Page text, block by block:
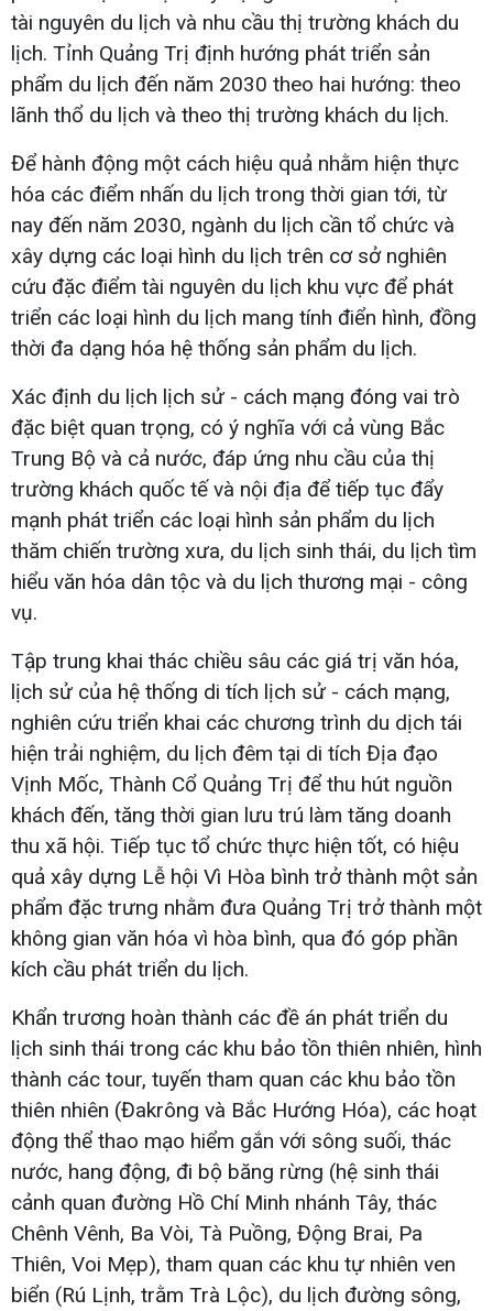
tài nguyên du lịch và nhu cầu thị trường khách du
lịch. Tỉnh Quảng Trị định hướng phát triển sản
phẩm du lịch đến năm 2030 theo hai hướng: theo
lãnh thổ du lịch và theo thị trường khách du lịch.
Để hành động một cách hiệu quả nhằm hiện thực
hóa các điểm nhấn du lịch trong thời gian tới, từ
nay đến năm 2030, ngành du lịch cần tổ chức và
xây dựng các loại hình du lịch trên cơ sở nghiên
cứu đặc điểm tài nguyên du lịch khu vực để phát
triển các loại hình du lịch mang tính điển hình, đồng
thời đa dạng hóa hệ thống sản phẩm du lịch.
Xác định du lịch lịch sử - cách mạng đóng vai trò
đặc biệt quan trọng, có ý nghĩa với cả vùng Bắc
Trung Bộ và cả nước, đáp ứng nhu cầu của thị
trường khách quốc tế và nội địa để tiếp tục đẩy
mạnh phát triển các loại hình sản phẩm du lịch
thăm chiến trường xưa, du lịch sinh thái, du lịch tìm
hiểu văn hóa dân tộc và du lịch thương mại - công
vụ.
Tập trung khai thác chiều sâu các giá trị văn hóa,
lịch sử của hệ thống di tích lịch sử - cách mạng,
nghiên cứu triển khai các chương trình du dịch tái
hiện trải nghiệm, du lịch đêm tại di tích Địa đạo
Vịnh Mốc, Thành Cổ Quảng Trị để thu hút nguồn
khách đến, tăng thời gian lưu trú làm tăng doanh
thu xã hội. Tiếp tục tổ chức thực hiện tốt, có hiệu
quả xây dựng Lễ hội Vì Hòa bình trở thành một sản
phẩm đặc trưng nhằm đưa Quảng Trị trở thành một
không gian văn hóa vì hòa bình, qua đó góp phần
kích cầu phát triển du lịch.
Khẩn trương hoàn thành các đề án phát triển du
lịch sinh thái trong các khu bảo tồn thiên nhiên, hình
thành các tour, tuyến tham quan các khu bảo tồn
thiên nhiên (Đakrông và Bắc Hướng Hóa), các hoạt
động thể thao mạo hiểm gắn với sông suối, thác
nước, hang động, đi bộ băng rừng (hệ sinh thái
cảnh quan đường Hồ Chí Minh nhánh Tây, thác
Chênh Vênh, Ba Vòi, Tà Puồng, Động Brai, Pa
Thiên, Voi Mẹp), tham quan các khu tự nhiên ven
biển (Rú Lịnh, trằm Trà Lộc), du lịch đường sông,